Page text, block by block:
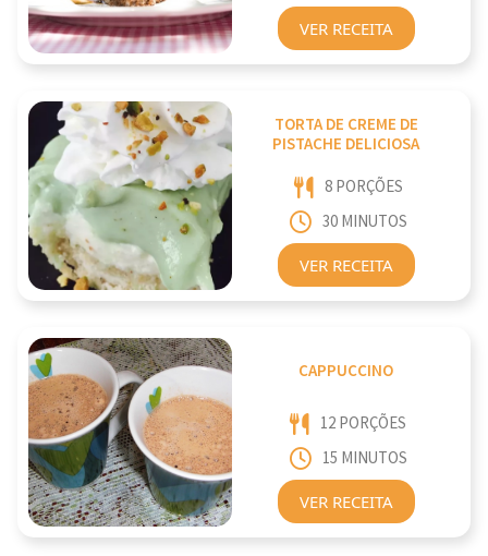
VER RECEITA
TORTA DE CREME DE
PISTACHE DELICIOSA
8 PORÇÕES
30 MINUTOS
VER RECEITA
CAPPUCCINO
12 PORÇÕES
15 MINUTOS
VER RECEITA